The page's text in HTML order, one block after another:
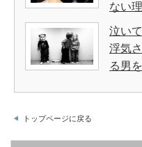
ない理
泣い
浮気
る男
トップページに戻る